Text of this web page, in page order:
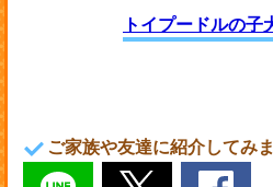
トイプードルの子
ご家族や友達に紹介してみ